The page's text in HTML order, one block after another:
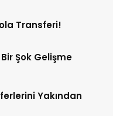
Transferi!
Şok Gelişme
Yakından